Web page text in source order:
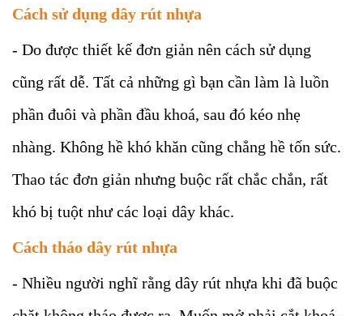
Cách sử dụng dây rút nhựa
- Do được thiết kế đơn giản nên cách sử dụng
cũng rất dễ. Tất cả những gì bạn cần làm là luồn
phần đuôi và phần đầu khoá, sau đó kéo nhẹ
nhàng. Không hề khó khăn cũng chẳng hề tốn sức.
Thao tác đơn giản nhưng buộc rất chắc chắn, rất
khó bị tuột như các loại dây khác.
Cách tháo dây rút nhựa
- Nhiều người nghĩ rằng dây rút nhựa khi đã buộc